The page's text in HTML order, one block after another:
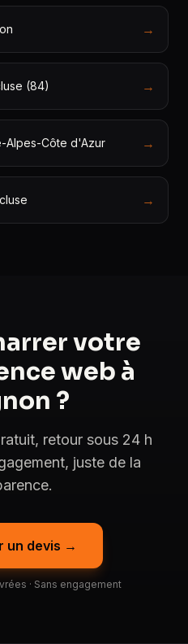
→
(84) →
Alpes-Côte d'Azur →
→
votre
web à
?
retour sous 24 h
juste de la
un devis →
· Sans engagement